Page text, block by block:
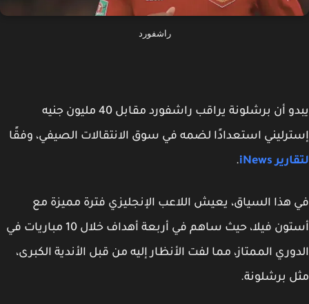
راشفورد
أن
برشلونة يراقب راشفورد مقابل 40 مليون جنيه
استعدادًا لضمه في سوق الانتقالات الصيفي، وفقًا
iNews
.
هذا السياق، يعيش اللاعب الإنجليزي فترة مميزة مع
أستون فيلا، حيث ساهم في أربعة أهداف خلال 10 مباريات في
الممتاز، مما لفت الأنظار إليه من قبل الأندية الكبرى،
برشلونة.